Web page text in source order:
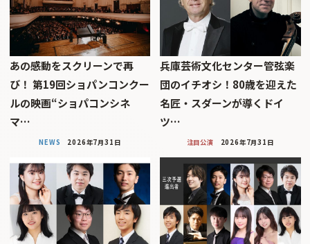
あの感動をスクリーンで再
び！ 第19回ショパンコンクー
ルの映画“ショパコンシネ
マ…
NEWS 2026年7月31日
兵庫芸術文化センター管弦楽
団のイチオシ！80歳を迎えた
名匠・スダーンが導くドイ
ツ…
注目公演 2026年7月31日